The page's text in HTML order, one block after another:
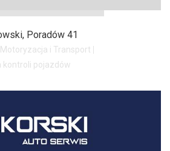
, Poradów 41
Motoryzacja i Transport
kontroli pojazdów